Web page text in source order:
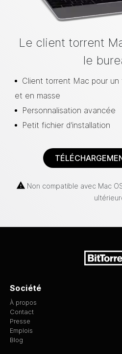
Le client torrent
le
Client torrent Mac pour
et en masse
Personnalisation avancée
Petit fichier d’installation
Non compatible avec Mac
Société
À propos
Contact
Presse
Emplois
Blog